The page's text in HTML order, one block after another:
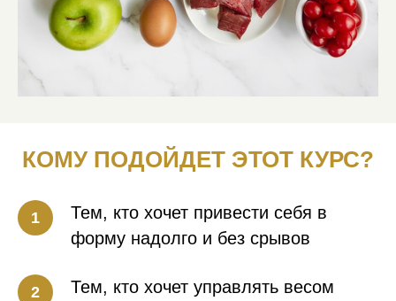
КОМУ ПОДОЙДЕТ ЭТОТ КУРС?
Тем, кто хочет привести себя в
форму надолго и без срывов
Тем, кто хочет управлять весом